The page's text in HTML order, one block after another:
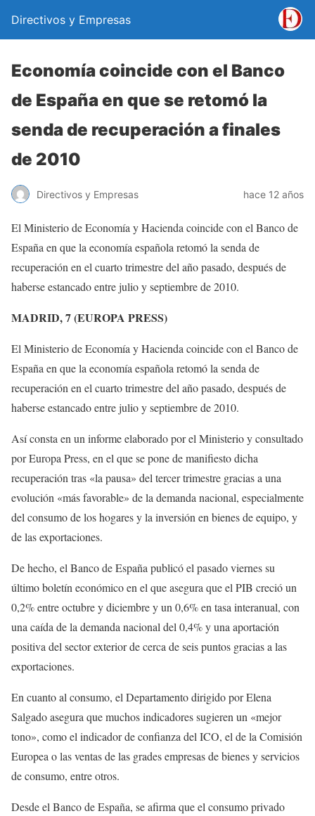
Directivos y Empresas
Economía coincide con el Banco
de España en que se retomó la
senda de recuperación a finales
de 2010
Directivos y Empresas hace 12 años
El Ministerio de Economía y Hacienda coincide con el Banco de
España en que la economía española retomó la senda de
recuperación en el cuarto trimestre del año pasado, después de
haberse estancado entre julio y septiembre de 2010.
MADRID, 7 (EUROPA PRESS)
El Ministerio de Economía y Hacienda coincide con el Banco de
España en que la economía española retomó la senda de
recuperación en el cuarto trimestre del año pasado, después de
haberse estancado entre julio y septiembre de 2010.
Así consta en un informe elaborado por el Ministerio y consultado
por Europa Press, en el que se pone de manifiesto dicha
recuperación tras «la pausa» del tercer trimestre gracias a una
evolución «más favorable» de la demanda nacional, especialmente
del consumo de los hogares y la inversión en bienes de equipo, y
de las exportaciones.
De hecho, el Banco de España publicó el pasado viernes su
último boletín económico en el que asegura que el PIB creció un
0,2% entre octubre y diciembre y un 0,6% en tasa interanual, con
una caída de la demanda nacional del 0,4% y una aportación
positiva del sector exterior de cerca de seis puntos gracias a las
exportaciones.
En cuanto al consumo, el Departamento dirigido por Elena
Salgado asegura que muchos indicadores sugieren un «mejor
tono», como el indicador de confianza del ICO, el de la Comisión
Europea o las ventas de las grades empresas de bienes y servicios
de consumo, entre otros.
Desde el Banco de España, se afirma que el consumo privado